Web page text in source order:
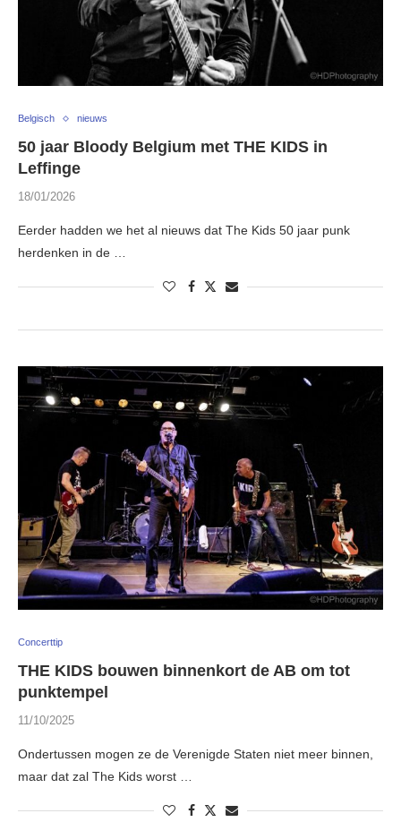
Belgisch nieuws
50 jaar Bloody Belgium met THE KIDS in
Leffinge
18/01/2026
Eerder hadden we het al nieuws dat The Kids 50 jaar punk
herdenken in de …
Concerttip
THE KIDS bouwen binnenkort de AB om tot
punktempel
11/10/2025
Ondertussen mogen ze de Verenigde Staten niet meer binnen,
maar dat zal The Kids worst …